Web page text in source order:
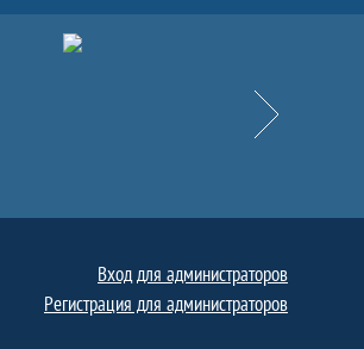
Вперёд
Вход для администраторов
Регистрация для администраторов